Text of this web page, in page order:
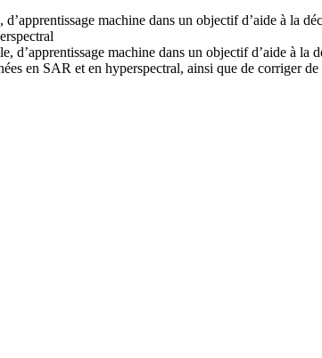
machine dans un objectif d’aide à la
d’apprentissage machine dans un objectif d’aide à
en SAR et en hyperspectral, ainsi que de corriger